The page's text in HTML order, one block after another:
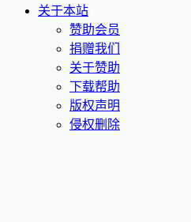
关于本站
赞助会员
捐赠我们
关于赞助
下载帮助
版权声明
侵权删除